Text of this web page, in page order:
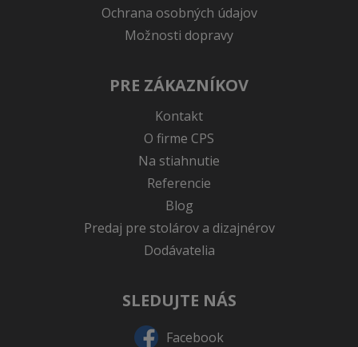
Ochrana osobných údajov
Možnosti dopravy
PRE ZÁKAZNÍKOV
Kontakt
O firme CPS
Na stiahnutie
Referencie
Blog
Predaj pre stolárov a dizajnérov
Dodávatelia
SLEDUJTE NÁS
Facebook